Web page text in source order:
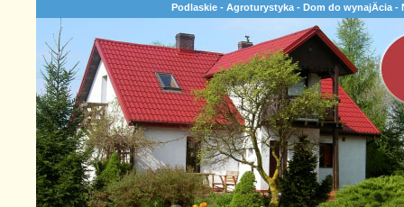
Podlaskie - Agroturystyka - Dom do wynajÄcia